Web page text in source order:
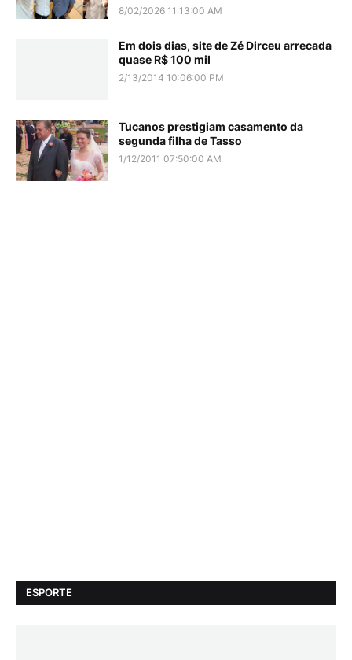
8/02/2026 11:13:00 AM
Em dois dias, site de Zé Dirceu arrecada
quase R$ 100 mil
2/13/2014 10:06:00 PM
Tucanos prestigiam casamento da
segunda filha de Tasso
1/12/2011 07:50:00 AM
ESPORTE